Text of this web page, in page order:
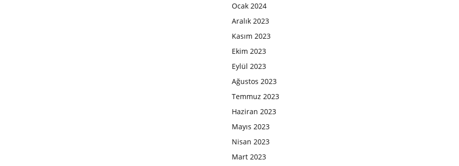
Ocak 2024
Aralık 2023
Kasım 2023
Ekim 2023
Eylül 2023
Ağustos 2023
Temmuz 2023
Haziran 2023
Mayıs 2023
Nisan 2023
Mart 2023